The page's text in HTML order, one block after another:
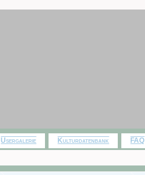
Usergalerie Kulturdatenbank FAQ